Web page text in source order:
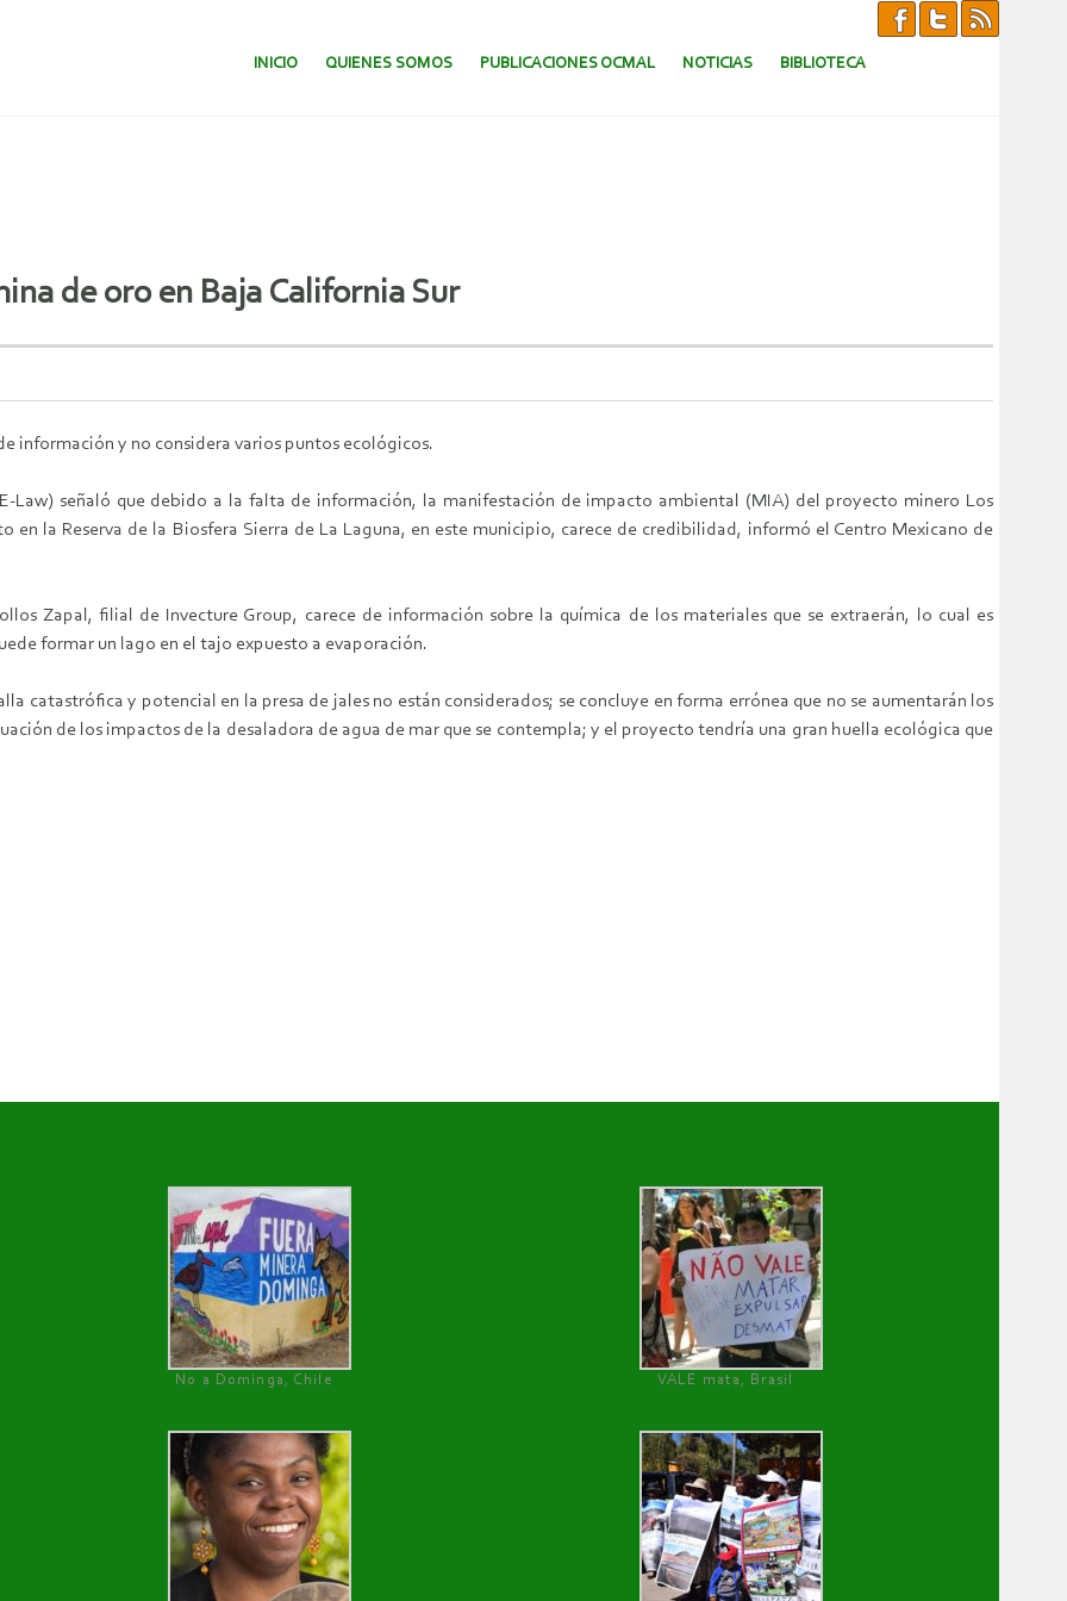
SALTAR AL CONTENIDO.
INICIO QUIENES SOMOS PUBLICACIONES OCMAL NOTICIAS BIBLIOTECA
de oro en Baja California Sur
información y no considera varios puntos ecológicos.
Law) señaló que debido a la falta de información, la manifestación de impacto ambiental (MIA) del proyecto minero Los
en la Reserva de la Biosfera Sierra de La Laguna, en este municipio, carece de credibilidad, informó el Centro Mexicano de
Zapal, filial de Invecture Group, carece de información sobre la química de los materiales que se extraerán, lo cual es
formar un lago en el tajo expuesto a evaporación.
catastrófica y potencial en la presa de jales no están considerados; se concluye en forma errónea que no se aumentarán los
de los impactos de la desaladora de agua de mar que se contempla; y el proyecto tendría una gran huella ecológica que
No a Dominga, Chile VALE mata, Brasil